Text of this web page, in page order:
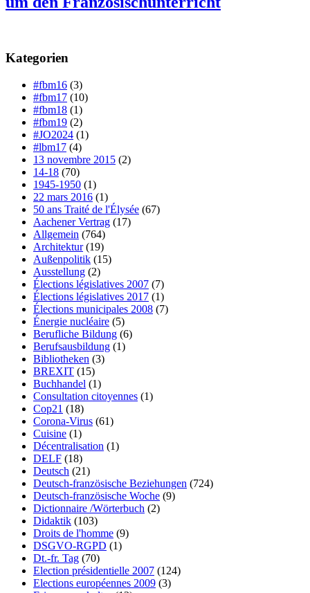
Kategorien
#fbm16 (3)
#fbm17 (10)
#fbm18 (1)
#fbm19 (2)
#JO2024 (1)
#lbm17 (4)
13 novembre 2015 (2)
14-18 (70)
1945-1950 (1)
22 mars 2016 (1)
50 ans Traité de l'Élysée (67)
Aachener Vertrag (17)
Allgemein (764)
Architektur(19)
Außenpolitik (15)
Ausstellung (2)
Élections législatives 2007 (7)
Élections législatives 2017 (1)
Élections municipales 2008 (7)
Énergie nucléaire (5)
Berufliche Bildung (6)
Berufsausbildung (1)
Bibliotheken (3)
BREXIT (15)
Buchhandel (1)
Consultation citoyennes (1)
Cop21 (18)
Corona-Virus (61)
Cuisine (1)
Décentralisation (1)
DELF (18)
Deutsch (21)
Deutsch-französische Beziehungen (724)
Deutsch-französische Woche (9)
Dictionnaire /Wörterbuch (2)
Didaktik (103)
Droits de l'homme (9)
DSGVO-RGPD (1)
Dt.-fr. Tag (70)
Election présidentielle 2007 (124)
Elections européennes 2009 (3)